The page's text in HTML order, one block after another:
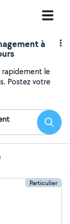
à
rapidement le
Postez votre
Particulier